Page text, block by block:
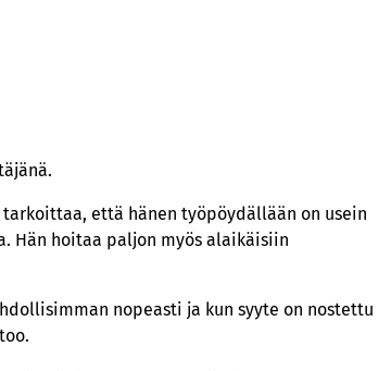
että hänen työpöydällään on usein
Hän hoitaa paljon myös alaikäisiin
nopeasti ja kun syyte on nostettu